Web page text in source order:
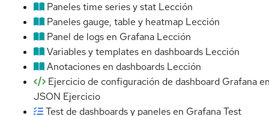
Paneles time series y stat Lección
Paneles gauge, table y heatmap Lección
Panel de logs en Grafana Lección
Variables y templates en dashboards Lección
Anotaciones en dashboards Lección
Ejercicio de configuración de dashboard Grafana
JSON Ejercicio
Test de dashboards y paneles en GrafanaTest